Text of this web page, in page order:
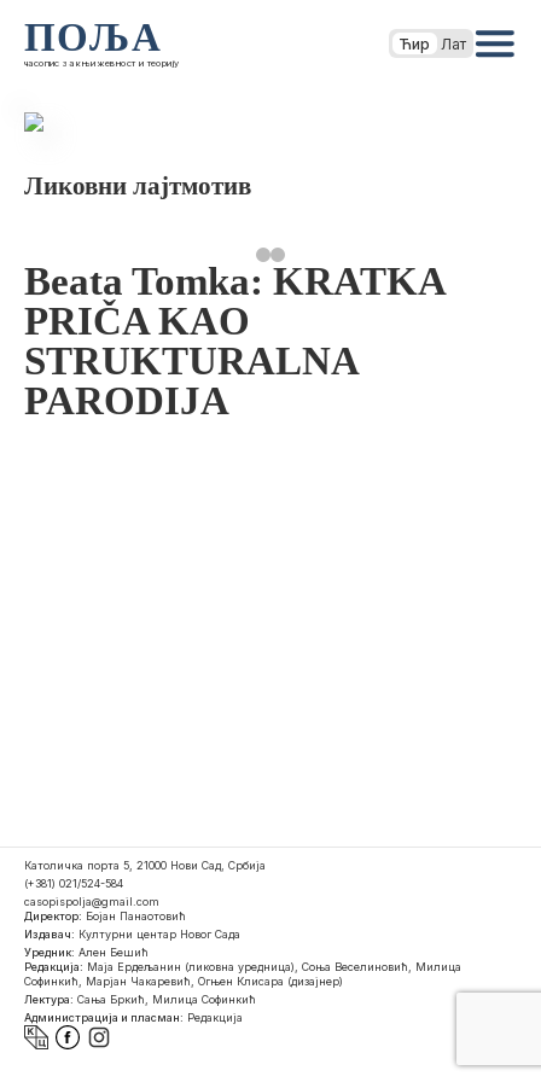
ПОЉА
часопис за књижевност и теорију
Ћир Лат
Ликовни лајтмотив
Beata Tomka: KRATKA
PRIČA KAO
STRUKTURALNA
PARODIJA
Католичка порта 5, 21000 Нови Сад, Србија
(+381) 021/524-584
casopispolja@gmail.com
Директор: Бојан Панаотовић
Издавач: Културни центар Новог Сада
Уредник: Ален Бешић
Редакција: Маја Ердељанин (ликовна уредница), Соња Веселиновић, Милица
Софинкић, Марјан Чакаревић, Огњен Клисара (дизајнер)
Лектура: Сања Бркић, Милица Софинкић
Администрација и пласман: Редакција